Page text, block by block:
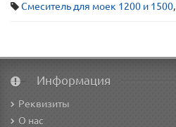
Смеситель для моек 1200 и 1500,
Информация
Реквизиты
О нас